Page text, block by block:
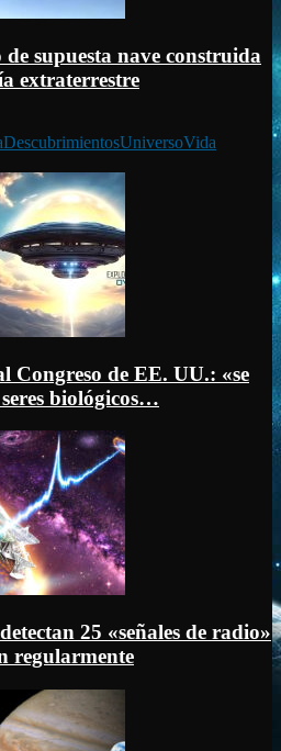
supuesta nave construida
extraterrestre
DescubrimientosUniversoVida
Congreso de EE. UU.: «se
biológicos…
25 «señales de radio»
regularmente